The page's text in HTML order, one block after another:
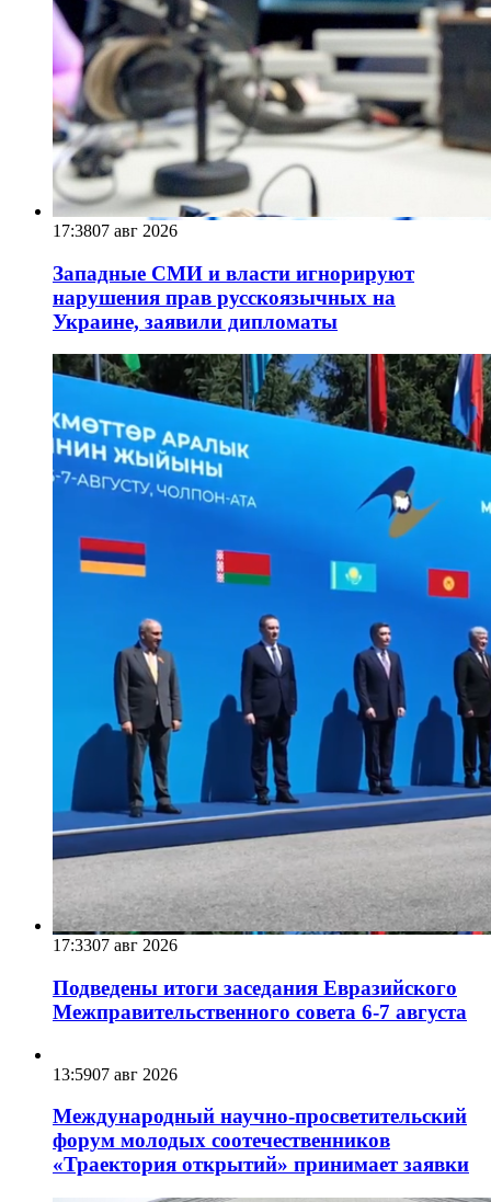
17:3807 авг 2026
Западные СМИ и власти игнорируют
нарушения прав русскоязычных на
Украине, заявили дипломаты
17:3307 авг 2026
Подведены итоги заседания Евразийского
Межправительственного совета 6-7 августа
13:5907 авг 2026
Международный научно-просветительский
форум молодых соотечественников
«Траектория открытий» принимает заявки